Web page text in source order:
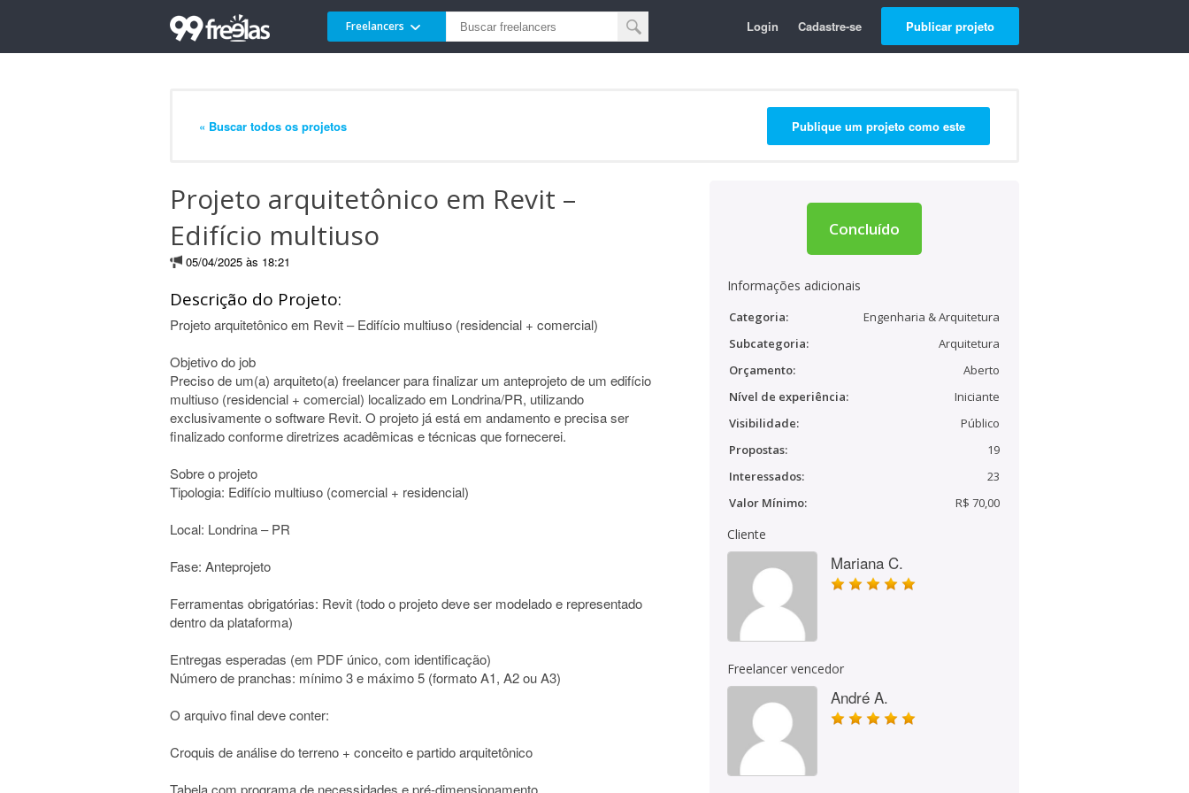
Freelancers Login Cadastre-se Publicar projeto
« Buscar todos os projetos Publique um projeto como este
Projeto arquitetônico em Revit –
Edifício multiuso
05/04/2025 às 18:21
Descrição do Projeto:
Projeto arquitetônico em Revit – Edifício multiuso (residencial + comercial)
Objetivo do job
Preciso de um(a) arquiteto(a) freelancer para finalizar um anteprojeto de um edifício
multiuso (residencial + comercial) localizado em Londrina/PR, utilizando
exclusivamente o software Revit. O projeto já está em andamento e precisa ser
finalizado conforme diretrizes acadêmicas e técnicas que fornecerei.
Sobre o projeto
Tipologia: Edifício multiuso (comercial + residencial)
Local: Londrina – PR
Fase: Anteprojeto
Ferramentas obrigatórias: Revit (todo o projeto deve ser modelado e representado
dentro da plataforma)
Entregas esperadas (em PDF único, com identificação)
Número de pranchas: mínimo 3 e máximo 5 (formato A1, A2 ou A3)
O arquivo final deve conter:
Croquis de análise do terreno + conceito e partido arquitetônico
Tabela com programa de necessidades e pré-dimensionamento
Concluído
Informações adicionais
Categoria:
Engenharia & Arquitetura
Subcategoria:
Arquitetura
Orçamento:
Aberto
Nível de experiência:
Iniciante
Visibilidade:
Público
Propostas:
19
Interessados:
23
Valor Mínimo:
R$ 70,00
Cliente
Mariana C.
Freelancer vencedor
André A.